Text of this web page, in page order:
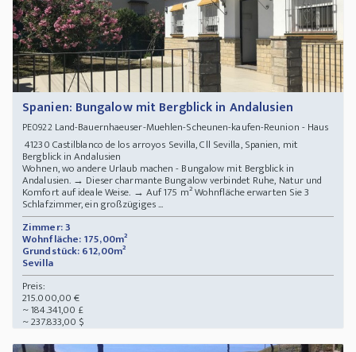
Spanien: Bungalow mit Bergblick in Andalusien
PE0922Land-Bauernhaeuser-Muehlen-Scheunen-kaufen-Reunion - Haus
41230 Castilblanco de los arroyos Sevilla, Cll Sevilla, Spanien, mit
Bergblick in Andalusien
Wohnen, wo andere Urlaub machen - Bungalow mit Bergblick in
Andalusien. → Dieser charmante Bungalow verbindet Ruhe, Natur und
Komfort auf ideale Weise. → Auf 175 m² Wohnfläche erwarten Sie 3
Schlafzimmer, ein großzügiges ...
Zimmer: 3
Wohnfläche: 175,00m²
Grundstück: 612,00m²
Sevilla
Preis:
215.000,00 €
~ 184.341,00 £
~ 237.833,00 $